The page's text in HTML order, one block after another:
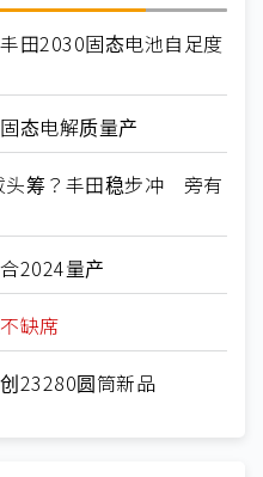
田2030固态电池自足度
态电解质量产
头筹？丰田稳步冲 旁有
2024量产
缺席
23280圆筒新品